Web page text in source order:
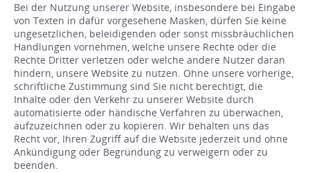
Bei der Nutzung unserer Website, insbesondere bei Eingabe
von Texten in dafür vorgesehene Masken, dürfen Sie keine
ungesetzlichen, beleidigenden oder sonst missbräuchlichen
Handlungen vornehmen, welche unsere Rechte oder die
Rechte Dritter verletzen oder welche andere Nutzer daran
hindern, unsere Website zu nutzen. Ohne unsere vorherige,
schriftliche Zustimmung sind Sie nicht berechtigt, die
Inhalte oder den Verkehr zu unserer Website durch
automatisierte oder händische Verfahren zu überwachen,
aufzuzeichnen oder zu kopieren. Wir behalten uns das
Recht vor, Ihren Zugriff auf die Website jederzeit und ohne
Ankündigung oder Begründung zu verweigern oder zu
beenden.